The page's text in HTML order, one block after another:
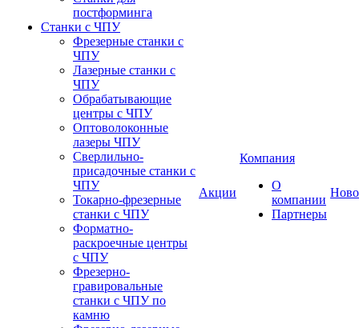
постформинга
Станки с ЧПУ
Фрезерные станки с
ЧПУ
Лазерные станки с
ЧПУ
Обрабатывающие
центры с ЧПУ
Оптоволоконные
лазеры ЧПУ
Сверлильно-
присадочные станки с
ЧПУ
Токарно-фрезерные
станки с ЧПУ
Форматно-
раскроечные центры
с ЧПУ
Фрезерно-
гравировальные
станки с ЧПУ по
камню
Акции
Компания
О
компании
Партнеры